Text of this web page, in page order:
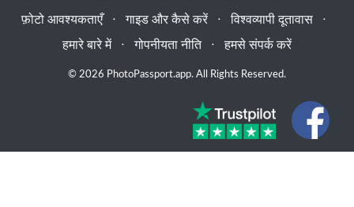
फ़ोटो आवश्यकताएँ ⋅ गाइड और कैसे करें ⋅ विश्वव्यापी दूतावास
⋅
हमारे बारे में
⋅ गोपनीयता नीति ⋅ हमसे संपर्क करें
© 2026 PhotoPassport.app. All Rights Reserved.